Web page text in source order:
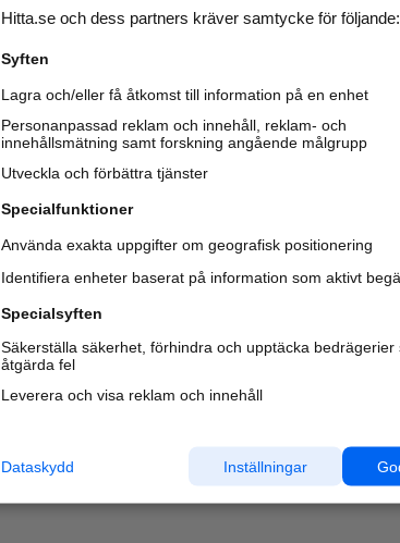
Marknadsför företaget
nya kunder och
samarbetspartners nära dig.
Läs mer här
Hitta.se och dess partners kräver samtycke för följande:
Syften
Lagra och/eller få åtkomst till information på en enhet
Personanpassad reklam och innehåll, reklam- och
innehållsmätning samt forskning angående målgrupp
Utveckla och förbättra tjänster
Specialfunktioner
Använda exakta uppgifter om geografisk positionering
Identifiera enheter baserat på information som aktivt
Specialsyften
Säkerställa säkerhet, förhindra och upptäcka bedrägerier
åtgärda fel
Leverera och visa reklam och innehåll
Inställningar
Dataskydd